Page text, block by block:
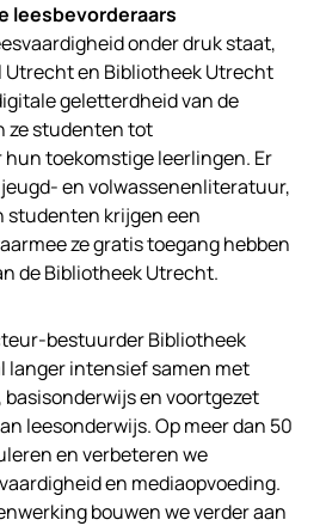
leesbevorderaars
onder druk staat,
Utrecht en Bibliotheek Utrecht
geletterdheid van de
ze studenten tot
hun toekomstige leerlingen. Er
en volwassenenliteratuur,
studenten krijgen een
ze gratis toegang hebben
de Bibliotheek Utrecht.
bestuurder Bibliotheek
langer intensief samen met
en voortgezet
leesonderwijs. Op meer dan 50
en verbeteren we
en mediaopvoeding.
bouwen we verder aan